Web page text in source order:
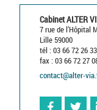
Cabinet ALTER
7 rue de l’Hôpital
Lille 59000
tél : 03 66 72 26 33
fax : 03 66 72 27
contact@alter-